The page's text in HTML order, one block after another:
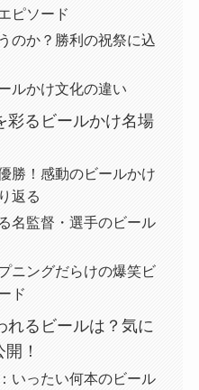
ピソード
のか？勝利の祝祭に込
ルかけ文化の違い
彩るビールかけ名場
勝！感動のビールかけ
返る
名監督・選手のビール
ニングだらけの爆笑ビ
ド
れるビールは？気に
！
いったい何本のビール